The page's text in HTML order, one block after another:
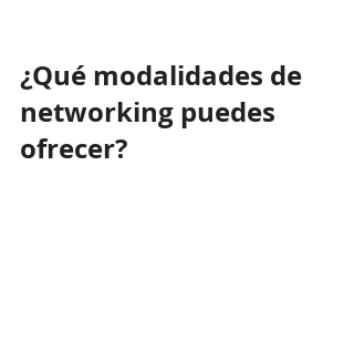
¿Qué modalidades de
networking puedes
ofrecer?